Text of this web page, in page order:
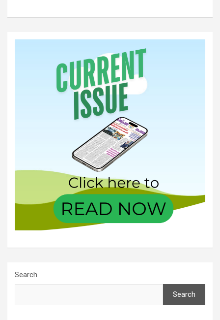
Search
Search